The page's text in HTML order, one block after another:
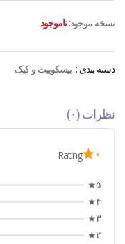
نسخه موجود: ناموجود
دسته بندی : بیسکوییت و کیک
نظرات (۰)
۰★ Rating
۵★
۴★
۳★
۲★